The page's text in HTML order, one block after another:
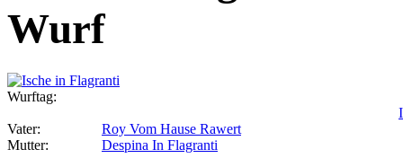
Wurf
Wurftag:
Vater:
Roy Vom Hause Rawert
Mutter:
Despina In Flagranti